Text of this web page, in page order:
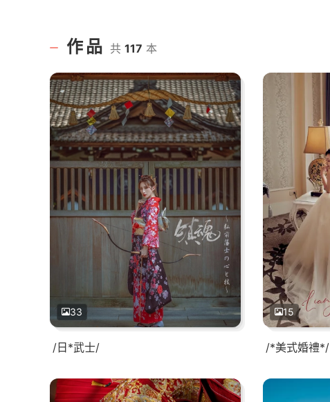
作品 共 117 本
33
/日*武士/
15
/*美式婚禮*/